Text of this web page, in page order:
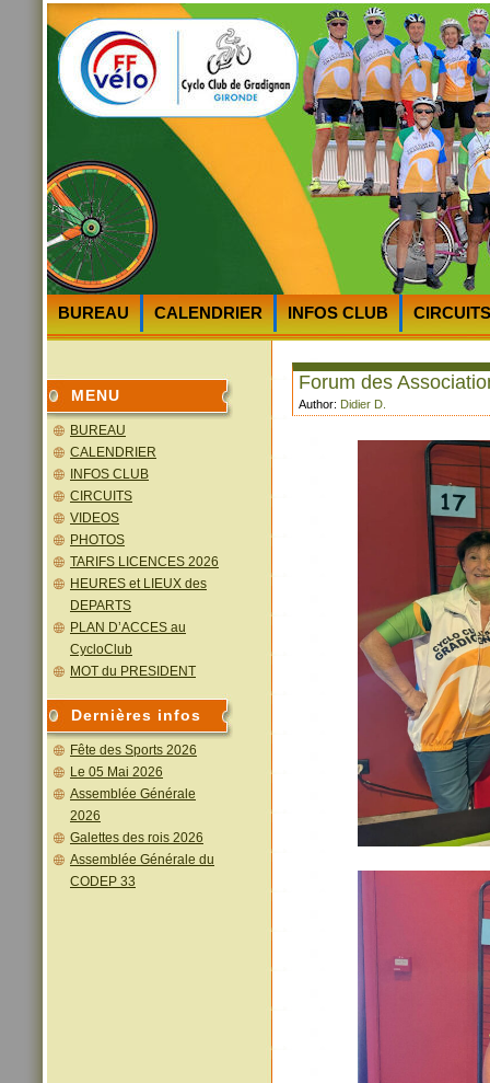
BUREAU CALENDRIER INFOS CLUB
CIRCUITS
MENU
BUREAU
CALENDRIER
INFOS CLUB
CIRCUITS
VIDEOS
PHOTOS
TARIFS LICENCES 2026
HEURES et LIEUX des
DEPARTS
PLAN D’ACCES au
CycloClub
MOT du PRESIDENT
Dernières infos
Fête des Sports 2026
Le 05 Mai 2026
Assemblée Générale
2026
Galettes des rois 2026
Assemblée Générale du
CODEP 33
Forum des
Author: Didier D.